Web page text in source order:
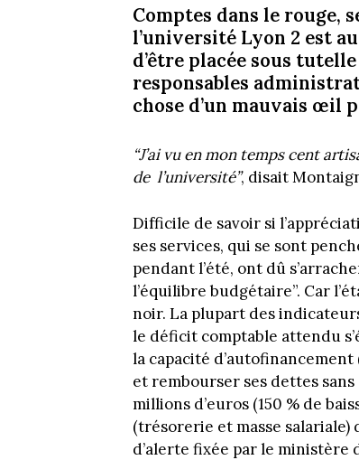
Comptes dans le rouge,
l’université Lyon 2 est
d’être placée sous
responsables
chose d’un mauvais œil
“J’ai vu en mon temps cent
de l’université”, disait
Difficile de savoir si
ses services, qui se sont
pendant l’été, ont dû
l’équilibre budgétaire”. Car
noir. La plupart des
le déficit comptable attendu
la capacité
et rembourser ses dettes sans
millions d’euros (150 % de
(trésorerie et masse
d’alerte fixée par le ministère